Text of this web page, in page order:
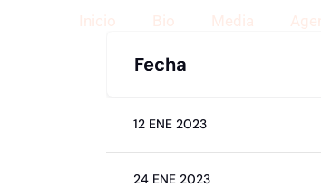
Inicio Bio Media
Getic 8 de agosto de 2025
Fecha
12 ENE 2023
24 ENE 2023